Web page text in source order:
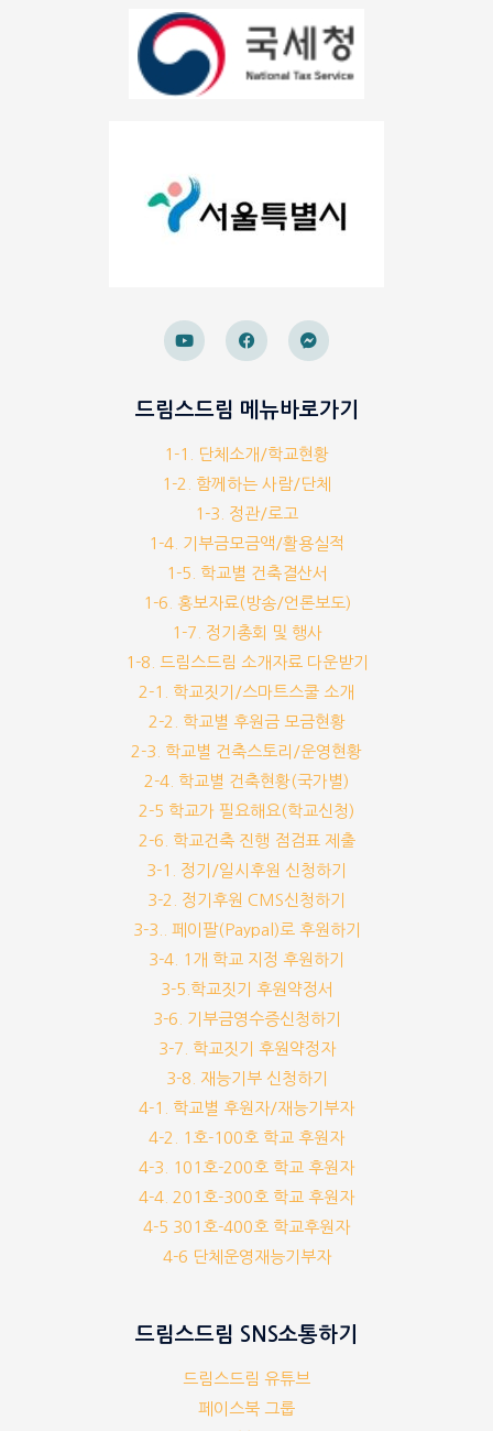
드림스드림 메뉴바로가기
1-1. 단체소개/학교현황
1-2. 함께하는 사람/단체
1-3. 정관/로고
1-4. 기부금모금액/활용실적
1-5. 학교별 건축결산서
1-6. 홍보자료(방송/언론보도)
1-7. 정기총회 및 행사
1-8. 드림스드림 소개자료 다운받기
2-1. 학교짓기/스마트스쿨 소개
2-2. 학교별 후원금 모금현황
2-3. 학교별 건축스토리/운영현황
2-4. 학교별 건축현황(국가별)
2-5 학교가 필요해요(학교신청)
2-6. 학교건축 진행 점검표 제출
3-1. 정기/일시후원 신청하기
3-2. 정기후원 CMS신청하기
3-3.. 페이팔(Paypal)로 후원하기
3-4. 1개 학교 지정 후원하기
3-5.학교짓기 후원약정서
3-6. 기부금영수증신청하기
3-7. 학교짓기 후원약정자
3-8. 재능기부 신청하기
4-1. 학교별 후원자/재능기부자
4-2. 1호-100호 학교 후원자
4-3. 101호-200호 학교 후원자
4-4. 201호-300호 학교 후원자
4-5 301호-400호 학교후원자
4-6 단체운영재능기부자
드림스드림 SNS소통하기
드림스드림 유튜브
페이스북 그룹